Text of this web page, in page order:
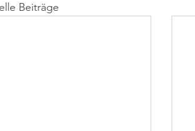
Beiträge